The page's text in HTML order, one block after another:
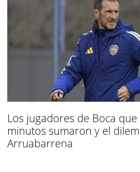
Los jugadores de Boca que
minutos sumaron y el
Arruabarrena